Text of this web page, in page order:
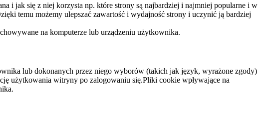
i jak się z niej korzysta np. które strony są najbardziej i najmniej popularne i w
temu możemy ulepszać zawartość i wydajność strony i uczynić ją bardziej
na komputerze lub urządzeniu użytkownika.
lub dokonanych przez niego wyborów (takich jak język, wyrażone zgody)
użytkowania witryny po zalogowaniu się.Pliki cookie wpływające na